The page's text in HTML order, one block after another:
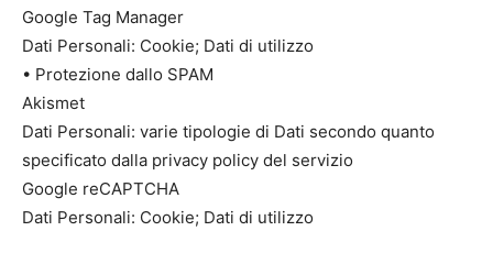
Google Tag Manager
Dati Personali: Cookie; Dati di utilizzo
• Protezione dallo SPAM
Akismet
Dati Personali: varie tipologie di Dati secondo quanto
specificato dalla privacy policy del servizio
Google reCAPTCHA
Dati Personali: Cookie; Dati di utilizzo